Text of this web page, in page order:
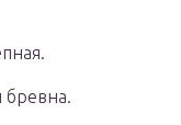
бревна.